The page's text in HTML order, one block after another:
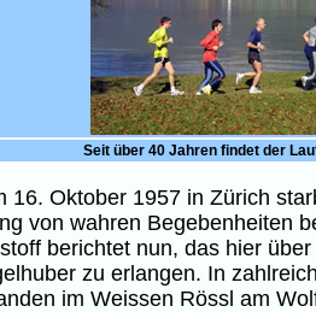
Seit über 40 Jahren findet der
Oktober 1957 in Zürich
von wahren Begebenheiten
berichtet nun, das hier
zu erlangen. In
im Weissen Rössl am